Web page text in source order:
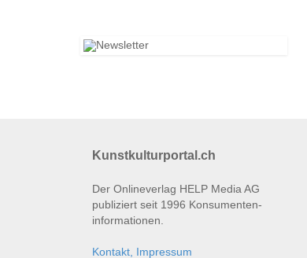
Kunstkulturportal.ch
Der Onlineverlag HELP Media AG
publiziert seit 1996 Konsumenten­
informationen.
Kontakt, Impressum